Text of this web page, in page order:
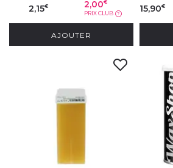
2,15€ 2,00€
PRIX CLUB ?
AJOUTER
15,90€